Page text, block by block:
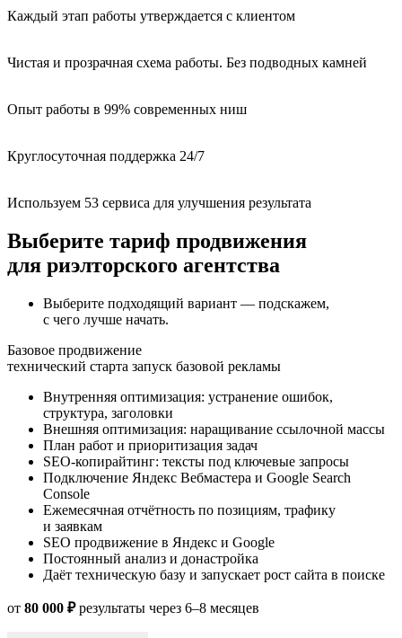
Каждый этап работы утверждается с клиентом
Чистая и прозрачная схема работы. Без подводных камней
Опыт работы в 99% современных ниш
Круглосуточная поддержка 24/7
Используем 53 сервиса для улучшения результата
Выберите тариф продвижения
для риэлторского агентства
Выберите подходящий вариант — подскажем,
с чего лучше начать.
Базовое продвижение
технический старта запуск базовой рекламы
Внутренняя оптимизация: устранение ошибок,
структура, заголовки
Внешняя оптимизация: наращивание ссылочной массы
План работ и приоритизация задач
SEO-копирайтинг: тексты под ключевые запросы
Подключение Яндекс Вебмастера и Google Search
Console
Ежемесячная отчётность по позициям, трафику
и заявкам
SEO продвижение в Яндекс и Google
Постоянный анализ и донастройка
Даёт техническую базу и запускает рост сайта в поиске
от 80 000 ₽результаты через 6–8 месяцев